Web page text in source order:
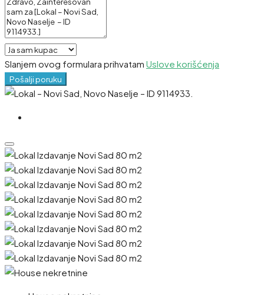
Slanjem ovog formulara prihvatam Uslove korišćenja
Pošalji poruku